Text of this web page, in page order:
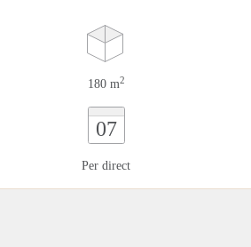
180 m2
07
Per direct